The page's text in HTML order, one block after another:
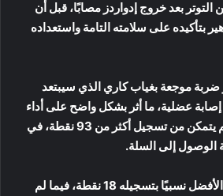
بعد خروج إدواردز مصابًا، قبل أن
بتأكيده على سلامته التامة واستعداده
ضربة موجعة بغياب كاري الذي سيبتعد
عضلية، ما أثر بشكل واضح على أداء
الفريق الهجومي، حيث لم يتمكن من تسجيل أكثر من 93 نقطة، في
إلى السلة.
وكان جوناثان كومينغا هو الأفضل نسبيًا بتسجيله 18 نقطة، فيما لم